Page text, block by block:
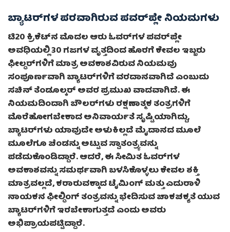
ಬ್ಯಾಟರ್‌ಗಳ ಪರವಾಗಿರುವ ಪವರ್‌ಪ್ಲೇ ನಿಯಮಗಳು
ಟಿ20 ಕ್ರಿಕೆಟ್‌ನ ಮೊದಲ ಆರು ಓವರ್‌ಗಳ ಪವರ್‌ಪ್ಲೇ
ಅವಧಿಯಲ್ಲಿ 30 ಗಜಗಳ ವೃತ್ತದಿಂದ ಹೊರಗೆ ಕೇವಲ ಇಬ್ಬರು
ಫೀಲ್ಡರ್‌ಗಳಿಗೆ ಮಾತ್ರ ಅವಕಾಶವಿರುವ ನಿಯಮವು
ಸಂಪೂರ್ಣವಾಗಿ ಬ್ಯಾಟರ್‌ಗಳಿಗೆ ವರದಾನವಾಗಿದೆ ಎಂಬುದು
ಸಚಿನ್ ತೆಂಡೂಲ್ಕರ್ ಅವರ ಪ್ರಮುಖ ವಾದವಾಗಿದೆ. ಈ
ನಿಯಮದಿಂದಾಗಿ ಬೌಲರ್‌ಗಳು ರಕ್ಷಣಾತ್ಮಕ ತಂತ್ರಗಳಿಗೆ
ಮೊರೆಹೋಗಬೇಕಾದ ಅನಿವಾರ್ಯತೆ ಸೃಷ್ಟಿಯಾಗಿದ್ದು,
ಬ್ಯಾಟರ್‌ಗಳು ಯಾವುದೇ ಅಳುಕಿಲ್ಲದೆ ಮೈದಾನದ ಮೂಲೆ
ಮೂಲೆಗೂ ಚೆಂಡನ್ನು ಅಟ್ಟುವ ಸ್ವಾತಂತ್ರ್ಯವನ್ನು
ಪಡೆದುಕೊಂಡಿದ್ದಾರೆ. ಆದರೆ, ಈ ಸೀಮಿತ ಓವರ್‌ಗಳ
ಅವಕಾಶವನ್ನು ಸಮರ್ಥವಾಗಿ ಬಳಸಿಕೊಳ್ಳಲು ಕೇವಲ ಶಕ್ತಿ
ಮಾತ್ರವಲ್ಲದೆ, ಕರಾರುವಕ್ಕಾದ ಟೈಮಿಂಗ್ ಮತ್ತು ಎದುರಾಳಿ
ನಾಯಕನ ಫೀಲ್ಡಿಂಗ್ ತಂತ್ರವನ್ನು ಭೇದಿಸುವ ಚಾಕಚಕ್ಯತೆ ಯುವ
ಬ್ಯಾಟರ್‌ಗಳಿಗೆ ಇರಬೇಕಾಗುತ್ತದೆ ಎಂದು ಅವರು
ಅಭಿಪ್ರಾಯಪಟ್ಟಿದ್ದಾರೆ.